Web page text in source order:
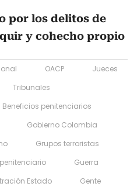
por los delitos de
y cohecho propio
OACP
Jueces
Tribunales
Beneficios penitenciarios
Gobierno Colombia
Grupos terroristas
Guerra
Estado
Gente